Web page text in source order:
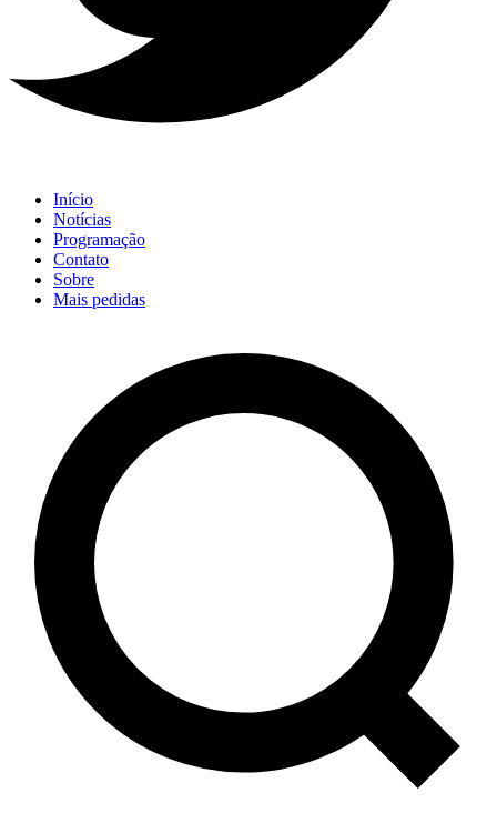
Início
Notícias
Programação
Contato
Sobre
Mais pedidas